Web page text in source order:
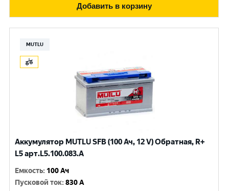
Добавить в корзину
MUTLU
Аккумулятор MUTLU SFB (100 Ач, 12 V) Обратная, R+
L5 арт.L5.100.083.A
Емкость: 100 Ач
Пусковой ток:830 A